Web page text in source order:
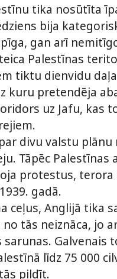
tika nosūtīta
bija
gan arī
Palestīnas
tiktu dienvidu
kuru pretendēja
uz Jafu, kas
divu valstu
Tāpēc
protestus,
gadā.
ceļus, Anglijā tika
tās neiznāca, jo
līdz 75 000
pildīt.